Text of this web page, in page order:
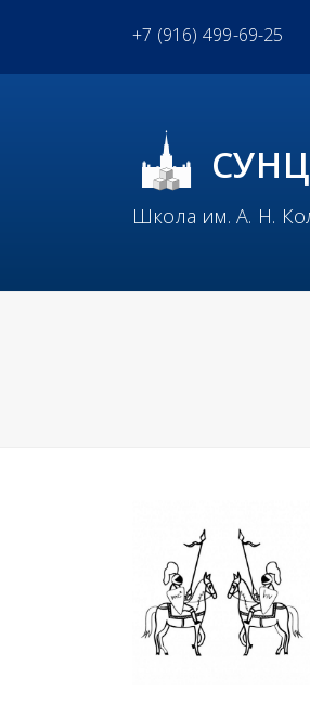
+7 (916) 499-69-25
Школа им. А. Н.